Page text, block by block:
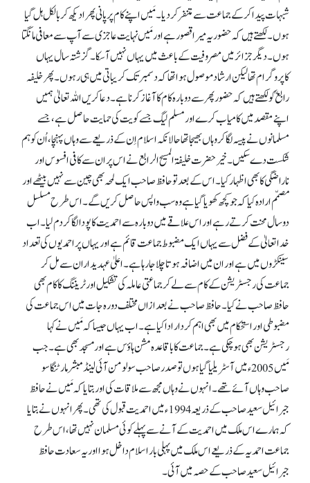
شبہات پیدا کر کے جماعت سے متنفر کر دیا۔ مَیں اپنے کام پر پانی پھرا دیکھ کر بالکل ہل گیا
ہوں۔ لکھتے ہیں کہ حضور یہ میرا قصور ہے اور مَیں نہایت عاجزی سے آپ سے معافی مانگتا
ہوں۔ دیگر جزائر میں مصروفیت کے باعث میں یہاں نہیں آ سکا۔ گزشتہ سال یہاں
کاپروگرام تھا لیکن ارشاد موصول ہوا تھا کہ دسمبر تک کریباتی میں ہی رہوں۔ پھر خلیفہ
رابعؒ کو لکھتے ہیں کہ حضور پھر سے دوبارہ کام کا آغاز کرنا ہے۔ دعا کریں اللہ تعالیٰ ہمیں
اپنے مقصد میں کامیاب کرے اور مسلم لیگ جسے کویت کی حمایت حاصل ہے، جسے
مسلمانوں نے پیسہ لگا کر وہاں بھیجا تھا حالانکہ اسلام اِن کے ذریعے سے وہاں پہنچا، اُن کو ہم
شکست دے سکیں۔ خیر حضرت خلیفۃ المسیح الرابع نے اس پر ان سے کافی افسوس اور
ناراضگی کا بھی اظہار کیا۔ اس کے بعد تو حافظ صاحب ایک لمحہ بھی چین سے نہیں بیٹھے اور
مصمّم ارادہ کیا کہ جو کچھ کھویا گیا ہے وہ سب واپس حاصل کریں گے۔ اس طرح مسلسل
دو سال محنت کرتے رہے اور اس علاقے میں دوبارہ سے احمدیت کا پودا لگا کر دم لیا۔ اب
خدا تعالیٰ کے فضل سے یہاں ایک مضبوط جماعت قائم ہے اور یہاں پر احمدیوں کی تعداد
سینکڑوں میں ہے اور ان میں اضافہ ہوتا چلا جا رہا ہے۔ اعلیٰ عہدیداران سے مل کر
جماعت کی رجسٹریشن کے کام سے لے کر جماعتی عاملہ کی تشکیل اور ٹریننگ کا کام بھی
حافظ صاحب نے کیا۔ حافظ صاحب نے بعد ازاں مختلف دورہ جات میں اس جماعت کی
مضبوطی اور استحکام میں بھی اہم کردار ادا کیا ہے۔ اب یہاں جیسا کہ مَیں نے کہا
رجسٹریشن بھی ہو چکی ہے۔ جماعت کا باقاعدہ مشن ہاؤس ہے اور مسجد بھی ہے۔ جب
مَیں 2005ء میں آسٹریلیا گیا ہوں تو صدر صاحب سولومن آئی لینڈ مبشر مارٹنگا سو
صاحب وہاں آئے تھے۔ انہوں نے وہاں مجھ سے ملاقات کی اور بتایا کہ مَیں نے حافظ
جبرائیل سعید صاحب کے ذریعہ 1994ء میں احمدیت قبول کی تھی۔ پھر انہوں نے بتایا
کہ ہمارے اس ملک میں احمدیت کے آنے سے پہلے کوئی مسلمان نہیں تھا، اس طرح
جماعت احمدیہ کے ذریعے اس ملک میں پہلی بار اسلام داخل ہوا اور یہ سعادت حافظ
جبرائیل سعید صاحب کے حصہ میں آئی۔